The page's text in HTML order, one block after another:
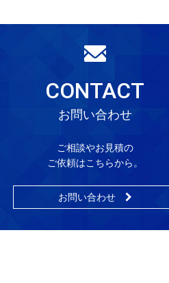
CONTACT
お問い合わせ
ご相談やお見積の
ご依頼はこちらから。
お問い合わせ